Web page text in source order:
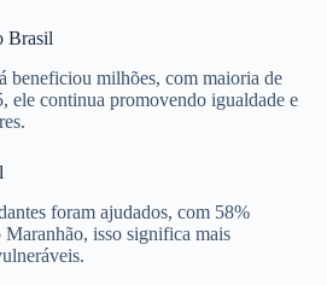
Brasil
beneficiou milhões, com maioria de
ele continua promovendo igualdade e
foram ajudados, com 58%
isso significa mais